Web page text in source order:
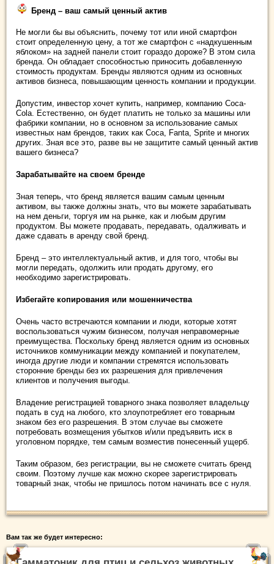
Бренд – ваш самый ценный актив
Не могли бы вы объяснить, почему тот или иной смартфон
стоит определенную цену, а тот же смартфон с «надкушенным
яблоком» на задней панели стоит гораздо дороже? В этом сила
бренда. Он обладает способностью приносить добавленную
стоимость продуктам. Бренды являются одним из основных
активов бизнеса, повышающим ценность компании и продукции.
Допустим, инвестор хочет купить, например, компанию Coca-
Cola. Естественно, он будет платить не только за машины или
фабрики компании, но в основном за использование самых
известных нам брендов, таких как Coca, Fanta, Sprite и многих
других. Зная все это, разве вы не защитите самый ценный актив
вашего бизнеса?
Зарабатывайте на своем бренде
Зная теперь, что бренд является вашим самым ценным
активом, вы также должны знать, что вы можете зарабатывать
на нем деньги, торгуя им на рынке, как и любым другим
продуктом. Вы можете продавать, передавать, одалживать и
даже сдавать в аренду свой бренд.
Бренд – это интеллектуальный актив, и для того, чтобы вы
могли передать, одолжить или продать другому, его
необходимо зарегистрировать.
Избегайте копирования или мошенничества
Очень часто встречаются компании и люди, которые хотят
воспользоваться чужим бизнесом, получая неправомерные
преимущества. Поскольку бренд является одним из основных
источников коммуникации между компанией и покупателем,
иногда другие люди и компании стремятся использовать
сторонние бренды без их разрешения для привлечения
клиентов и получения выгоды.
Владение регистрацией товарного знака позволяет владельцу
подать в суд на любого, кто злоупотребляет его товарным
знаком без его разрешения. В этом случае вы сможете
потребовать возмещения убытков и/или предъявить иск в
уголовном порядке, тем самым возместив понесенный ущерб.
Таким образом, без регистрации, вы не сможете считать бренд
своим. Поэтому лучше как можно скорее зарегистрировать
товарный знак, чтобы не пришлось потом начинать все с нуля.
Вам так же будет интересно: